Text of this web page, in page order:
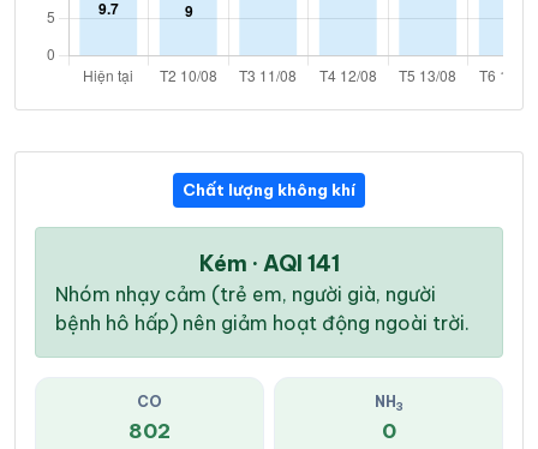
Chất lượng không khí
Kém · AQI 141
Nhóm nhạy cảm (trẻ em, người già, người
bệnh hô hấp) nên giảm hoạt động ngoài trời.
CO
802
NH 3
0